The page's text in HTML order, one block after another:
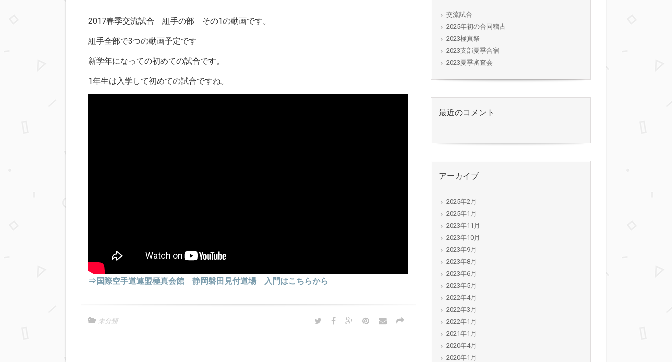
2017春季交流試合 組手の部 その1の動画です。
組手全部で3つの動画予定です
新学年になっての初めての試合です。
1年生は入学して初めての試合ですね。
⇒国際空手道連盟極真会館 静岡磐田見付道場 入門はこちらから
未分類
交流試合
2025年初の合同稽古
2023極真祭
2023支部夏季合宿
2023夏季審査会
最近のコメント
アーカイブ
2025年2月
2025年1月
2023年11月
2023年10月
2023年9月
2023年8月
2023年6月
2023年5月
2022年4月
2022年3月
2022年1月
2021年1月
2020年4月
2020年1月